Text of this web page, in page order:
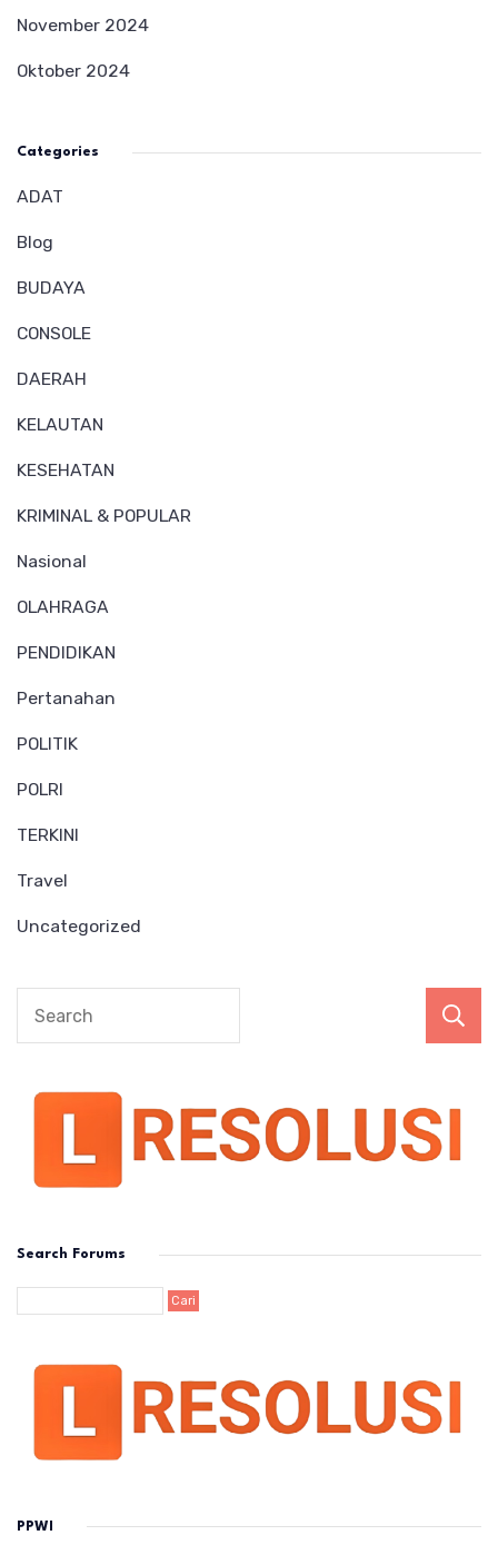
November 2024
Oktober 2024
Categories
ADAT
Blog
BUDAYA
CONSOLE
DAERAH
KELAUTAN
KESEHATAN
KRIMINAL & POPULAR
Nasional
OLAHRAGA
PENDIDIKAN
Pertanahan
POLITIK
POLRI
TERKINI
Travel
Uncategorized
Search Forums
PPWI